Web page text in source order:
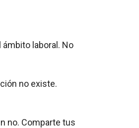
laboral. No
no existe.
no. Comparte tus